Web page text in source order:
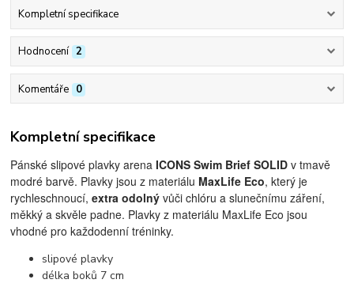
Kompletní specifikace
Hodnocení 2
Komentáře 0
Kompletní specifikace
Pánské slipové plavky arenaICONS Swim Brief SOLID v tmavě
modré barvě. Plavky jsou z materiálu MaxLife Eco, který je
rychleschnoucí,extra odolný vůči chlóru a slunečnímu záření,
měkký a skvěle padne. Plavky z materiálu MaxLife Eco jsou
vhodné pro každodenní tréninky.
slipové plavky
délka boků 7 cm